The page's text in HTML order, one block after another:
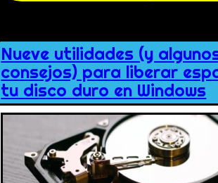
Nueve utilidades (y
consejos) para liberar
tu disco duro en Windows